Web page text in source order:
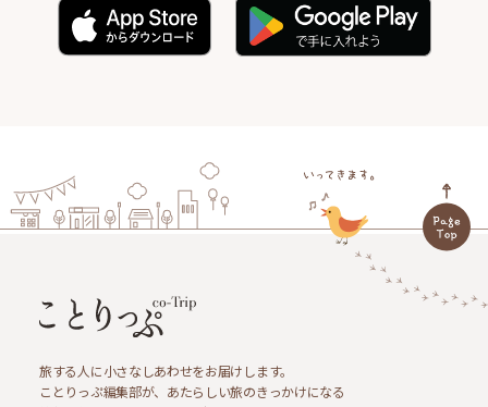
旅する人に小さなしあわせをお届けします。
ことりっぷ編集部が、あたらしい旅のきっかけになる